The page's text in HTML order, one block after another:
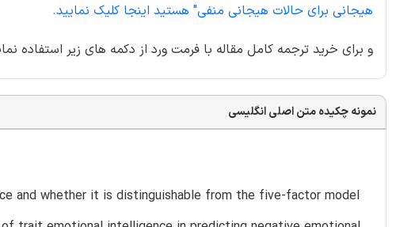
هیجانی برای حالات هیجانی منفی" هستید اینجا کلیک نمایید.
و برای خرید ترجمه کامل مقاله با فرمت ورد از دکمه های زیر استفاده
نمونه چکیده متن اصلی انگلیسی
and whether it is distinguishable from the five-factor model